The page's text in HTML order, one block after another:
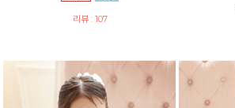
리뷰 : 107